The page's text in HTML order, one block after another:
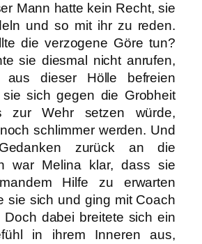
Mann hatte kein Recht, sie
und so mit ihr zu reden.
die verzogene Göre tun?
sie diesmal nicht anrufen,
dieser Hölle befreien
sich gegen die Grobheit
zur Wehr setzen würde,
schlimmer werden. Und
zurück an die
war Melina klar, dass sie
Hilfe zu erwarten
sie sich und ging mit Coach
Doch dabei breitete sich ein
in ihrem Inneren aus,